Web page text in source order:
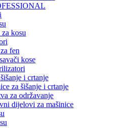
za kosu
fen
kose
i crtanje
za šišanje i crtanje
za održavanje
dijelovi za mašinice